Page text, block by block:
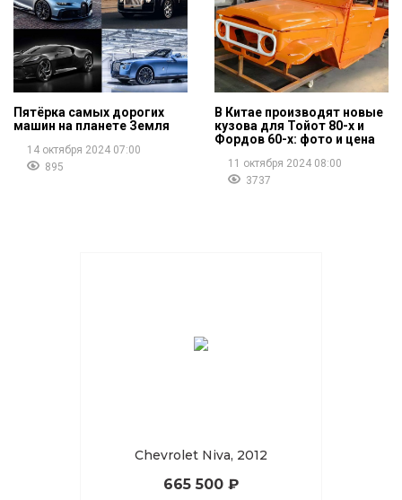
Пятёрка самых дорогих
машин на планете Земля
14 октября 2024 07:00
895
В Китае производят новые
кузова для Тойот 80-х и
Фордов 60-х: фото и цена
11 октября 2024 08:00
3737
Chevrolet Niva, 2012
665 500 ₽